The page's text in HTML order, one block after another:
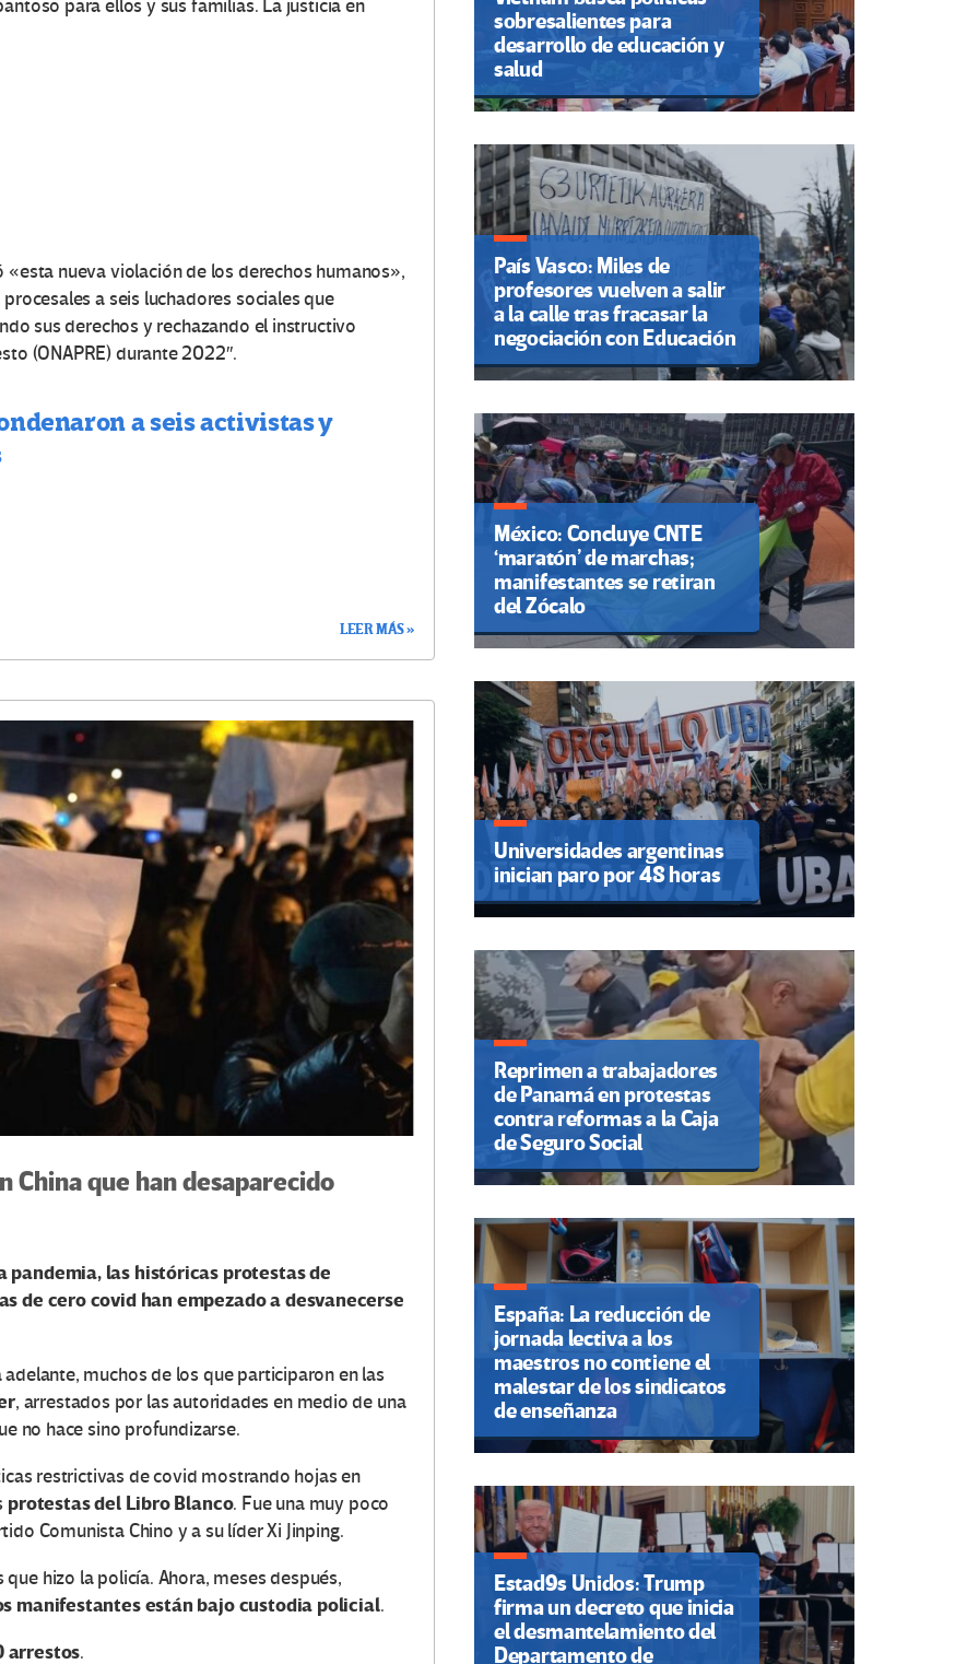
para ellos y sus familias. La justicia en
«esta nueva violación de los derechos humanos»,
a seis luchadores socialesque
sus derechos y rechazando el instructivo
(ONAPRE) durante 2022″.
a seis activistas y
LEER MÁS »
China que han desaparecido
pandemia, las históricas protestas de
de cero covid han empezado a desvanecerse
muchos de los que participaron en las
, arrestados por las autoridades en medio de una
no hace sino profundizarse.
restrictivas de covid mostrando hojas en
protestas del Libro Blanco. Fue una muy poco
Comunista Chino y a su líder Xi Jinping.
hizo la policía. Ahora, meses después,
manifestantes están bajo custodia policial.
arrestos.
sobresalientes para
desarrollo de educación y
salud
País Vasco: Miles de
profesores vuelven a salir
a la calle tras fracasar la
negociación con Educación
México: Concluye CNTE
‘maratón’ de marchas;
manifestantes se retiran
del Zócalo
Universidades argentinas
inician paro por 48 horas
Reprimen a trabajadores
de Panamá en protestas
contra reformas a la Caja
de Seguro Social
España: La reducción de
jornada lectiva a los
maestros no contiene el
malestar de los sindicatos
de enseñanza
Estad9s Unidos: Trump
firma un decreto que inicia
el desmantelamiento del
Departamento de